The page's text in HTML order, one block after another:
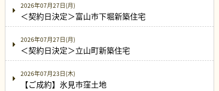
2026年07月27日(月)
＜契約日決定＞富山市下堀新築住宅
2026年07月27日(月)
＜契約日決定＞立山町新築住宅
2026年07月23日(木)
【ご成約】氷見市窪土地